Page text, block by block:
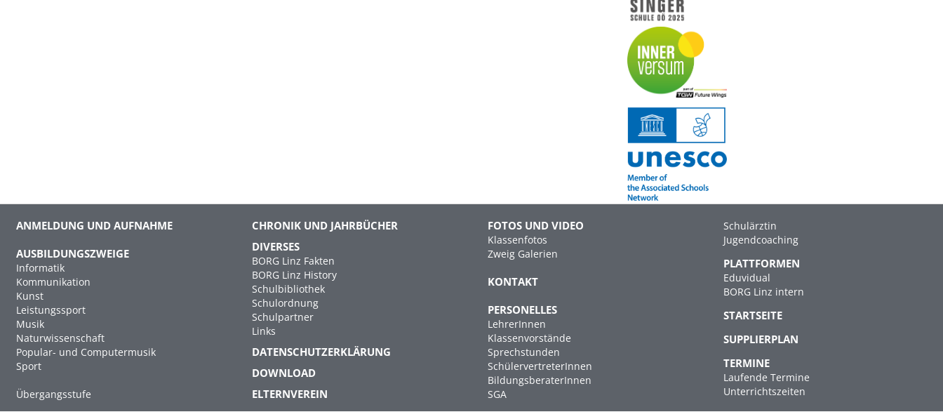
ANMELDUNG UND AUFNAHME
AUSBILDUNGSZWEIGE
Informatik
Kommunikation
Kunst
Leistungssport
Musik
Naturwissenschaft
Popular- und Computermusik
Sport
Übergangsstufe
CHRONIK UND JAHRBÜCHER
DIVERSES
BORG Linz Fakten
BORG Linz History
Schulbibliothek
Schulordnung
Schulpartner
Links
DATENSCHUTZERKLÄRUNG
DOWNLOAD
ELTERNVEREIN
FOTOS UND VIDEO
Klassenfotos
Zweig Galerien
KONTAKT
PERSONELLES
LehrerInnen
Klassenvorstände
Sprechstunden
SchülervertreterInnen
BildungsberaterInnen
SGA
Schulärztin
Jugendcoaching
PLATTFORMEN
Eduvidual
BORG Linz intern
STARTSEITE
SUPPLIERPLAN
TERMINE
Laufende Termine
Unterrichtszeiten